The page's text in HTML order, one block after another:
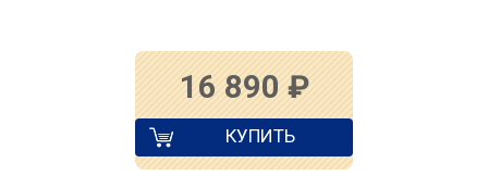
16 890 ₽
КУПИТЬ